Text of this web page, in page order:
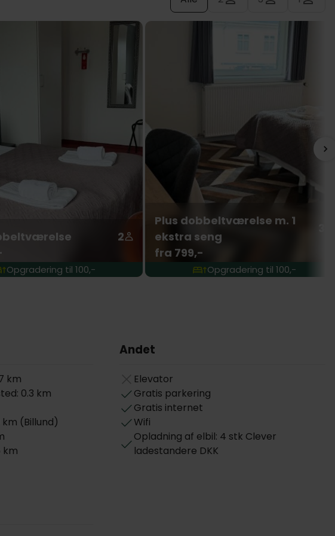
2
Opgradering til 100,-
Plus dobbeltværelse m. 1
ekstra seng
fra 799,-
Opgradering til 100,-
km
0.3 km
(Billund)
km
Andet
Elevator
Gratis parkering
Gratis internet
Wifi
Opladning af elbil: 4 stk Clever
ladestandere DKK